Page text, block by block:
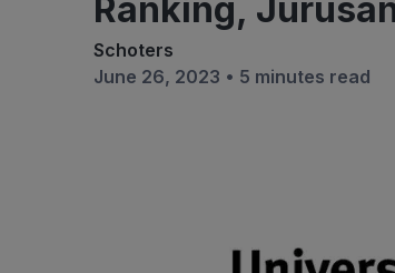
Ranking,
Schoters
June 26, 2023 • 5 minutes read